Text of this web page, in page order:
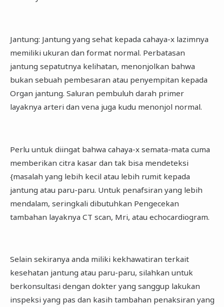
Jantung: Jantung yang sehat kepada cahaya-x lazimnya
memiliki ukuran dan format normal. Perbatasan
jantung sepatutnya kelihatan, menonjolkan bahwa
bukan sebuah pembesaran atau penyempitan kepada
Organ jantung. Saluran pembuluh darah primer
layaknya arteri dan vena juga kudu menonjol normal.
Perlu untuk diingat bahwa cahaya-x semata-mata cuma
memberikan citra kasar dan tak bisa mendeteksi
{masalah yang lebih kecil atau lebih rumit kepada
jantung atau paru-paru. Untuk penafsiran yang lebih
mendalam, seringkali dibutuhkan Pengecekan
tambahan layaknya CT scan, Mri, atau echocardiogram.
Selain sekiranya anda miliki kekhawatiran terkait
kesehatan jantung atau paru-paru, silahkan untuk
berkonsultasi dengan dokter yang sanggup lakukan
inspeksi yang pas dan kasih tambahan penaksiran yang